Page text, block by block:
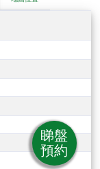
睇盤
預約